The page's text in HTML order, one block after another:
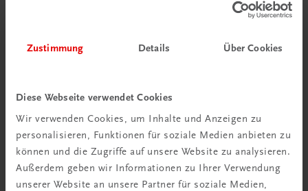
Zustimmung Details Über Cookies
Diese Webseite verwendet Cookies
Wir verwenden Cookies, um Inhalte und Anzeigen zu
personalisieren, Funktionen für soziale Medien anbieten zu
können und die Zugriffe auf unsere Website zu analysieren.
Außerdem geben wir Informationen zu Ihrer Verwendung
unserer Website an unsere Partner für soziale Medien,